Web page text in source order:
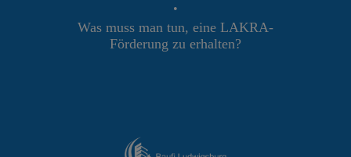
•
Was muss man tun, eine LAKRA-
Förderung zu erhalten?